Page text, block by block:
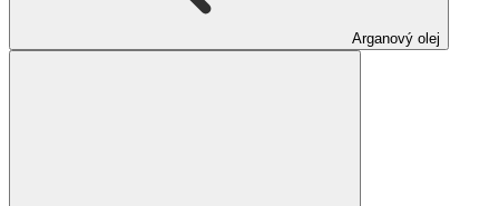
Arganový olej